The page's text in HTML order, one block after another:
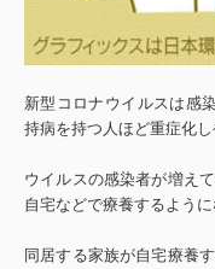
新型コロナウイルスは感
持病を持つ人ほど重症化
ウイルスの感染者が増え
自宅などで療養するように
同居する家族が自宅療養